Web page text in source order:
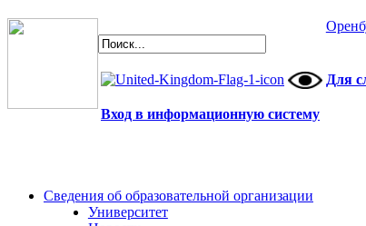
Для
Вход в информационную систему
Сведения об образовательной организации
Университет